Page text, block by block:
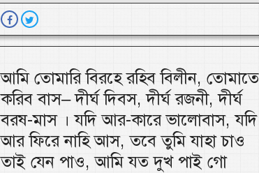
আমি তোমারি বিরহে রহিব বিলীন, তোমাতে
করিব বাস– দীর্ঘ দিবস, দীর্ঘ রজনী, দীর্ঘ
বরষ-মাস । যদি আর-কারে ভালোবাস, যদি
আর ফিরে নাহি আস, তবে তুমি যাহা চাও
তাই যেন পাও, আমি যত দুখ পাই গো